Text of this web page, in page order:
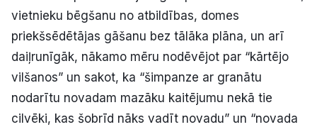
E-avīze Abonē
vietnieku bēgšanu no atbildības, domes
priekšsēdētājas gāšanu bez tālāka plāna, un arī
daiļrunīgāk, nākamo mēru nodēvējot par “kārtējo
vilšanos” un sakot, ka “šimpanze ar granātu
nodarītu novadam mazāku kaitējumu nekā tie
cilvēki, kas šobrīd nāks vadīt novadu” un “novada